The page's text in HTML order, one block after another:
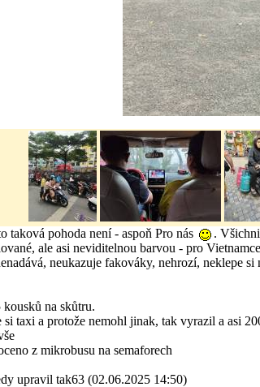
pohoda není - aspoň Pro nás
.
ale asi neviditelnou barvou - pro
neukazuje fakováky, nehrozí, neklepe
na skůtru.
taxi a protože nemohl jinak, tak vyrazil a asi
z mikrobusu na semaforech
upravil tak63 (02.06.2025 14:50)